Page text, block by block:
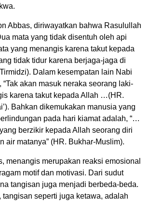
Abbas, diriwayatkan bahwa Rasulullah
mata yang tidak disentuh oleh api
yang menangis karena takut kepada
tidak tidur karena berjaga-jaga di
Dalam kesempatan lain Nabi
akan masuk neraka seorang laki-
karena takut kepada Allah …(HR.
Bahkan dikemukakan manusia yang
pada hari kiamat adalah, “…
berzikir kepada Allah seorang diri
air matanya” (HR. Bukhar-Muslim).
menangis merupakan reaksi emosional
motif dan motivasi. Dari sudut
tangisan juga menjadi berbeda-beda.
tangisan seperti juga ketawa, adalah